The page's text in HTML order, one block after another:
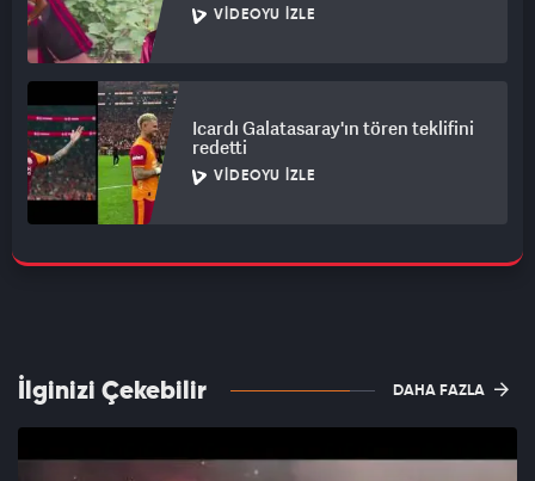
VIDEOYU İZLE
Icardı Galatasaray'ın tören teklifini
redetti
VIDEOYU İZLE
İlginizi Çekebilir DAHA FAZLA